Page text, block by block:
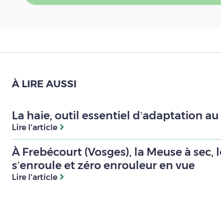
À LIRE AUSSI
La haie, outil essentiel d’adaptation
Lire l'article
À Frebécourt (Vosges), la Meuse à
s’enroule et zéro enrouleur en vue
Lire l'article